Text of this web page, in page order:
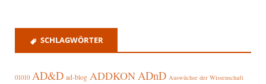
SCHLAGWÖRTER
01010 AD&D ad-blog ADDKON ADnD Auswüchse der Wissenschaft